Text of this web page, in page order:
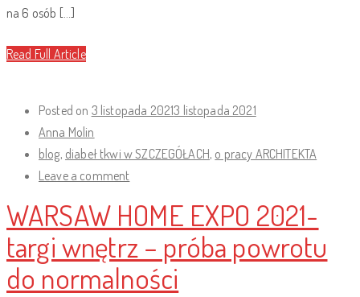
na 6 osób […]
Read Full Article
Posted on 3 listopada 20213 listopada 2021
Anna Molin
blog, diabeł tkwi w SZCZEGÓŁACH, o pracy ARCHITEKTA
Leave a comment
WARSAW HOME EXPO 2021-
targi wnętrz – próba powrotu
do normalności